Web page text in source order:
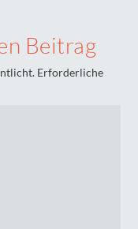
Beitrag
Erforderliche